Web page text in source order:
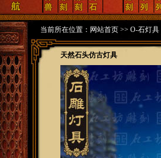
当前所在位置： 网站首页>> O-石灯具
天然石头仿古灯具